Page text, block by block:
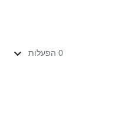
0 הפעלות